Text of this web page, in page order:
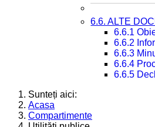
6.6. ALTE
6.6.1
6.6.2
6.6.3
6.6.4
6.6.5
Sunteți aici:
Acasa
Compartimente